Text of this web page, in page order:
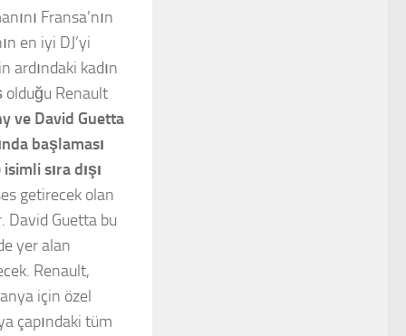
Fransa’nın
en iyi DJ’yi
ardındaki kadın
olduğu Renault
ve David Guetta
başlaması
sıra dışı
getirecek olan
David Guetta bu
yer alan
Renault,
için özel
çapındaki tüm